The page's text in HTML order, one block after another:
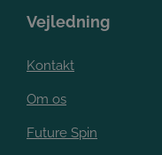
Vejledning
Kontakt
Om os
Future Spin